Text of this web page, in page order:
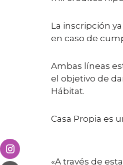
La inscripción
en caso de
Ambas líneas
el objetivo de
Hábitat.
Casa Propia es
«A través de